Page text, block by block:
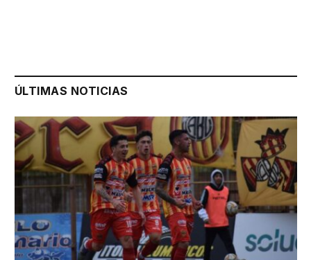
ÚLTIMAS NOTICIAS